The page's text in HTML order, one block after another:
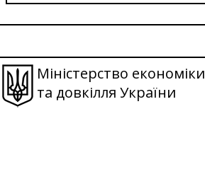
Міністерство економіки
та довкілля України